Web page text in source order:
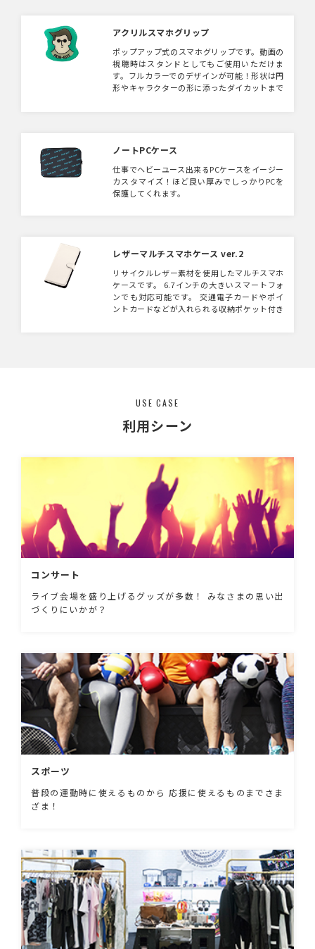
アクリルスマホグリップ
ポップアップ式のスマホグリップです。動画の
視聴時はスタンドとしてもご使用いただけま
す。フルカラーでのデザインが可能！形状は円
形やキャラクターの形に添ったダイカットまで
ノートPCケース
仕事でヘビーユース出来るPCケースをイージー
カスタマイズ！ほど良い厚みでしっかりPCを
保護してくれます。
レザーマルチスマホケース ver.2
リサイクルレザー素材を使用したマルチスマホ
ケースです。 6.7インチの大きいスマートフォ
ンでも対応可能です。 交通電子カードやポイ
ントカードなどが入れられる収納ポケット付き
USE CASE
利用シーン
コンサート
ライブ会場を盛り上げるグッズが多数！ みなさまの思い出
づくりにいかが？
スポーツ
普段の運動時に使えるものから 応援に使えるものまでさま
ざま！